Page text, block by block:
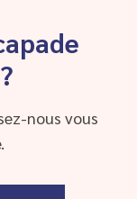
nous vous